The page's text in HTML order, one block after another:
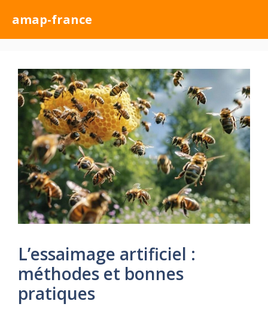
contenu
amap-france
L’essaimage artificiel :
méthodes et bonnes
pratiques